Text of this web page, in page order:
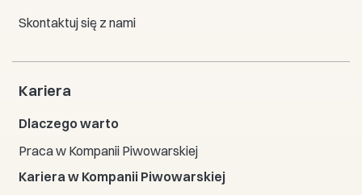
Skontaktuj się z nami
Kariera
Dlaczego warto
Praca w Kompanii Piwowarskiej
Kariera w Kompanii Piwowarskiej